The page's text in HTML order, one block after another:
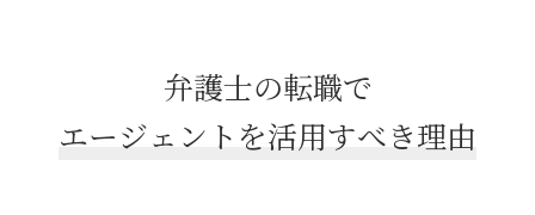
弁護士の転職で
エージェントを活用すべき理由